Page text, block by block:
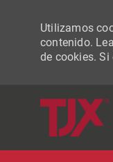
Utilizamos
contenido.
de cookies.